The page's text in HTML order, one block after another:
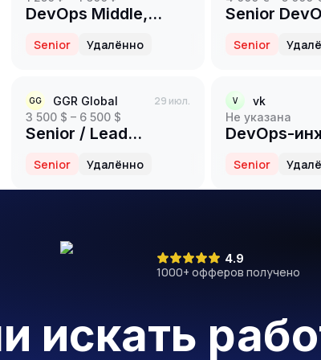
DevOps Middle,
Senior Удалённо
Senior
Senior
GG GGR Global
29 июл.
3 500 $ – 6 500 $
Senior / Lead
SRE)
Senior Удалённо
V vk
Не указана
DevOps-
Senior
4.9
1000+ офферов получено
искать